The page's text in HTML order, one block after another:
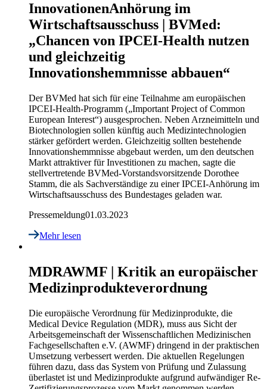
InnovationenAnhörung im
Wirtschaftsausschuss | BVMed:
„Chancen von IPCEI-Health nutzen
und gleichzeitig
Innovationshemmnisse abbauen“
Der BVMed hat sich für eine Teilnahme am europäischen
IPCEI-Health-Programm („Important Project of Common
European Interest“) ausgesprochen. Neben Arzneimitteln und
Biotechnologien sollen künftig auch Medizintechnologien
stärker gefördert werden. Gleichzeitig sollten bestehende
Innovationshemmnisse abgebaut werden, um den deutschen
Markt attraktiver für Investitionen zu machen, sagte die
stellvertretende BVMed-Vorstandsvorsitzende Dorothee
Stamm, die als Sachverständige zu einer IPCEI-Anhörung im
Wirtschaftsausschuss des Bundestages geladen war.
Pressemeldung01.03.2023
Mehr lesen
MDRAWMF | Kritik an europäischer
Medizinprodukteverordnung
Die europäische Verordnung für Medizinprodukte, die
Medical Device Regulation (MDR), muss aus Sicht der
Arbeitsgemeinschaft der Wissenschaftlichen Medizinischen
Fachgesellschaften e.V. (AWMF) dringend in der praktischen
Umsetzung verbessert werden. Die aktuellen Regelungen
führen dazu, dass das System von Prüfung und Zulassung
überlastet ist und Medizinprodukte aufgrund aufwändiger Re-